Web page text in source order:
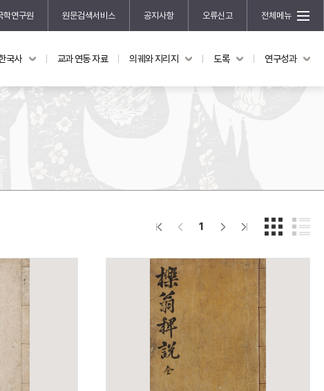
학연구원 원문검색서비스 공지사항 오류신고 전체메뉴
도록 연구성과
신진학자 초청 연구교류 사업
규장각-산기 연구비 지원 사업
기획연구
홍재 한국학 펠로십 프로그램
국사 교과 연동 자료 의궤와 지리지 도록 연구성과
1